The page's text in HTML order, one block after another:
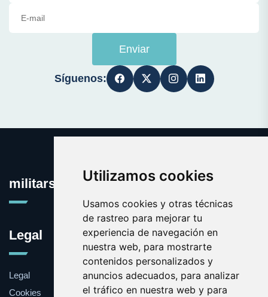
Utilizamos cookies
Usamos cookies y otras técnicas
de rastreo para mejorar tu
experiencia de navegación en
nuestra web, para mostrarte
contenidos personalizados y
anuncios adecuados, para analizar
el tráfico en nuestra web y para
Enviar
Síguenos:
militars.com
Legal
Legal
Cookies